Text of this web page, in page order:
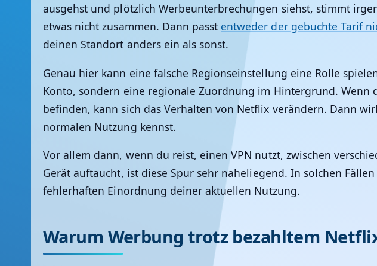
ausgehst und plötzlich Werbeunterbrechungen siehst, stimmt
etwas nicht zusammen. Dann passt entweder der gebuchte Tarif
deinen Standort anders ein als sonst.
Genau hier kann eine falsche Regionseinstellung eine Rolle
Konto, sondern eine regionale Zuordnung im Hintergrund.
befinden, kann sich das Verhalten von Netflix verändern. Dann
normalen Nutzung kennst.
Vor allem dann, wenn du reist, einen VPN nutzt, zwischen
Gerät auftaucht, ist diese Spur sehr naheliegend. In solchen
fehlerhaften Einordnung deiner aktuellen Nutzung.
Warum Werbung trotz bezahltem